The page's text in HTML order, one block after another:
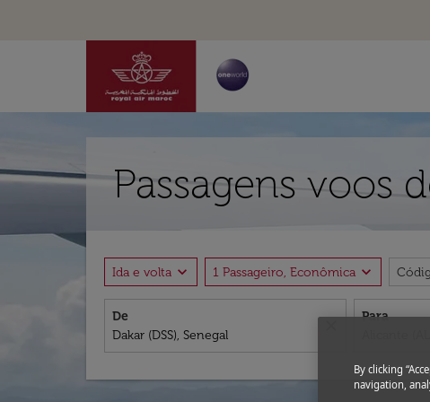
Passagens voos
Ida e volta expand_more 1 Passageiro, Econômica expand_more
De Para
By clicking
navigation,